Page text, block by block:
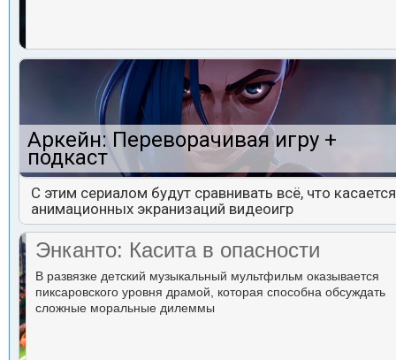
Аркейн: Переворачивая игру +
подкаст
С этим сериалом будут сравнивать всё, что касается
анимационных экранизаций видеоигр
Энканто: Касита в опасности
В развязке детский музыкальный мультфильм оказывается
пиксаровского уровня драмой, которая способна обсуждать
сложные моральные дилеммы